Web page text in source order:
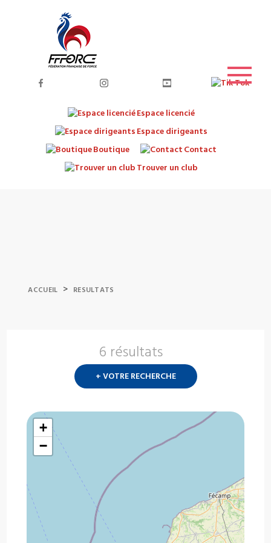
Espace licencié
Espace dirigeants
Boutique
Contact
Trouver un club
ACCUEIL > RESULTATS
6 résultats
+ VOTRE RECHERCHE
+
−